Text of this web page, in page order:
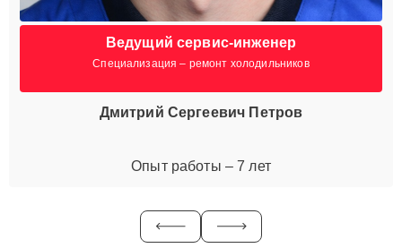
Ведущий сервис-инженер
Специализация – ремонт холодильников
Дмитрий Сергеевич Петров
Опыт работы – 7 лет